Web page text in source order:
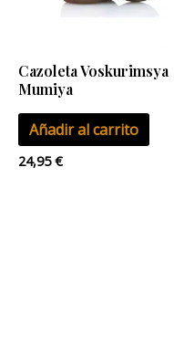
Cazoleta Voskurimsya
Mumiya
Añadir al carrito
24,95€